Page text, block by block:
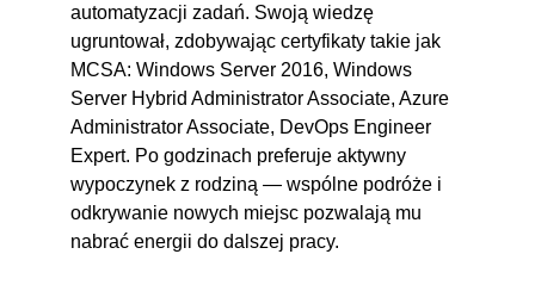
automatyzacji zadań. Swoją wiedzę
ugruntował, zdobywając certyfikaty takie jak
MCSA: Windows Server 2016, Windows
Server Hybrid Administrator Associate, Azure
Administrator Associate, DevOps Engineer
Expert. Po godzinach preferuje aktywny
wypoczynek z rodziną ― wspólne podróże i
odkrywanie nowych miejsc pozwalają mu
nabrać energii do dalszej pracy.